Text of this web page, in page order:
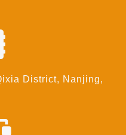
District, Nanjing,